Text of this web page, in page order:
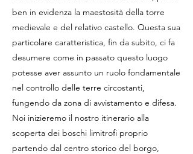
ben in evidenza la maestosità della torre
medievale e del relativo castello. Questa sua
particolare caratteristica, fin da subito, ci fa
desumere come in passato questo luogo
potesse aver assunto un ruolo fondamentale
nel controllo delle terre circostanti,
fungendo da zona di avvistamento e difesa.
Noi inizieremo il nostro itinerario alla
scoperta dei boschi limitrofi proprio
partendo dal centro storico del borgo,